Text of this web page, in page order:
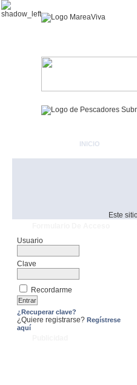
Este
INICIO
Usuario
Clave
Recordarme
¿Recuperar clave?
¿Quiere registrarse? Regístrese
aquí